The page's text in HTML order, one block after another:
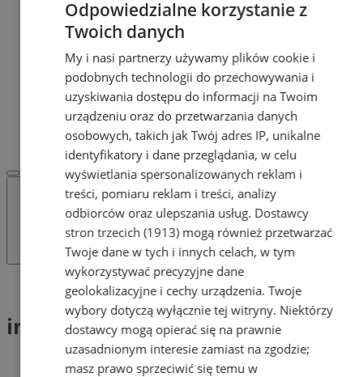
OGŁOSZENIA
Dodaj ogłoszenie
POLECAMY
Protocol IT
Pracuj.pl - praca w Zabrzu
Praca Zabrze
REKLAMA
WSPÓŁPRACA
Tag: intensywne opady
intensywne opady (1)
Odpowiedzialne korzystanie z
Twoich danych
My i nasi partnerzy używamy plików cookie i
podobnych technologii do przechowywania i
uzyskiwania dostępu do informacji na Twoim
urządzeniu oraz do przetwarzania danych
osobowych, takich jak Twój adres IP, unikalne
identyfikatory i dane przeglądania, w celu
wyświetlania spersonalizowanych reklam i
treści, pomiaru reklam i treści, analizy
odbiorców oraz ulepszania usług. Dostawcy
stron trzecich (1913)mogą również przetwarzać
Twoje dane w tych i innych celach, w tym
wykorzystywać precyzyjne dane
geolokalizacyjne i cechy urządzenia. Twoje
wybory dotyczą wyłącznie tej witryny. Niektórzy
dostawcy mogą opierać się na prawnie
uzasadnionym interesie zamiast na zgodzie;
masz prawo sprzeciwić się temu w